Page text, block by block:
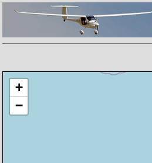
Chargement de la carte en cours
+
−